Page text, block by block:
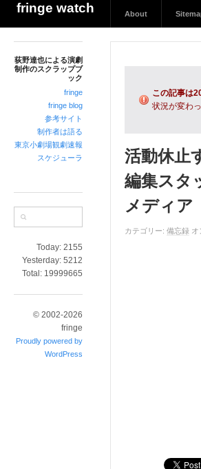
fringe watch About
荻野達也による演劇
制作のスクラップブ
ック
fringe
fringe blog
参考サイト
制作者は語る
東京小劇場観劇速報
スケジューラ
Today: 2155
Yesterday: 5212
Total: 19999665
© 2002-2026
fringe
Proudly powered by
WordPress
この記事は
状況が変わ
活動休止
編集スタ
メディア
カテゴリー: 備忘録 オ